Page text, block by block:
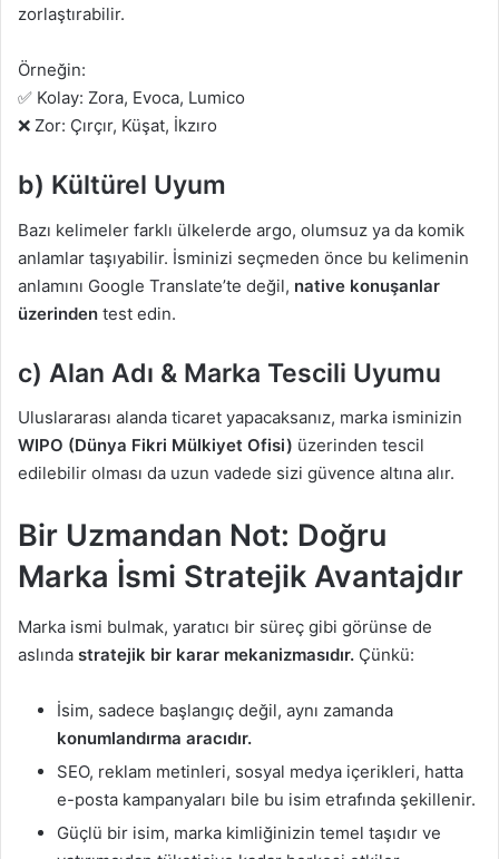
zorlaştırabilir.
Örneğin:
✅ Kolay: Zora, Evoca, Lumico
❌ Zor: Çırçır, Küşat, İkzıro
b) Kültürel Uyum
Bazı kelimeler farklı ülkelerde argo, olumsuz ya da komik
anlamlar taşıyabilir. İsminizi seçmeden önce bu kelimenin
anlamını Google Translate’te değil, native konuşanlar
üzerinden test edin.
c) Alan Adı & Marka Tescili Uyumu
Uluslararası alanda ticaret yapacaksanız, marka isminizin
WIPO (Dünya Fikri Mülkiyet Ofisi) üzerinden tescil
edilebilir olması da uzun vadede sizi güvence altına alır.
Bir Uzmandan Not: Doğru
Marka İsmi Stratejik Avantajdır
Marka ismi bulmak, yaratıcı bir süreç gibi görünse de
aslında stratejik bir karar mekanizmasıdır. Çünkü:
İsim, sadece başlangıç değil, aynı zamanda
konumlandırma aracıdır.
SEO, reklam metinleri, sosyal medya içerikleri, hatta
e-posta kampanyaları bile bu isim etrafında şekillenir.
Güçlü bir isim, marka kimliğinizin temel taşıdır ve